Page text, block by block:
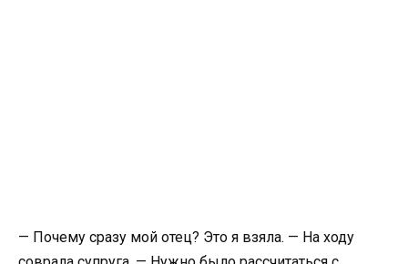
— Почему сразу мой отец? Это я взяла. — На ходу